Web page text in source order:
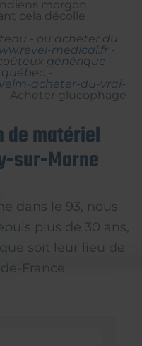
morgon
cela décolle
ou acheter du
medical.fr
générique
acheter-du-vrai-
Acheter glucophage
de matériel
sur-Marne
dans le 93, nous
plus de 30 ans,
soit leur lieu de
France